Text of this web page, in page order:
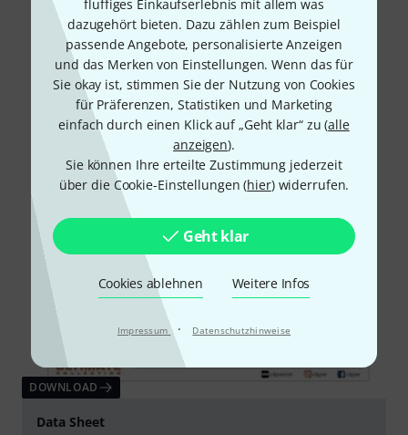
fluffiges Einkaufserlebnis mit allem was
dazugehört bieten. Dazu zählen zum Beispiel
passende Angebote, personalisierte Anzeigen
und das Merken von Einstellungen. Wenn das für
Sie okay ist, stimmen Sie der Nutzung von Cookies
für Präferenzen, Statistiken und Marketing
einfach durch einen Klick auf „Geht klar“ zu (alle
anzeigen).
Sie können Ihre erteilte Zustimmung jederzeit
über die Cookie-Einstellungen (hier) widerrufen.
Geht klar
Cookies ablehnen Weitere Infos
Impressum · Datenschutzhinweise
DOWNLOAD
Data Sheet